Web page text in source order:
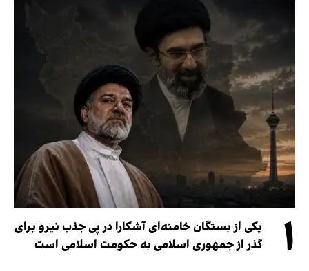
۱
یکی از بستگان خامنه‌ای آشکارا در پی جذب نیرو برای
گذر از جمهوری اسلامی به حکومت اسلامی است